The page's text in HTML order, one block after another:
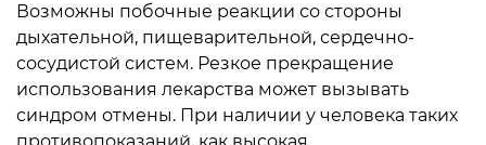
Возможны побочные реакции со стороны
дыхательной, пищеварительной, сердечно-
сосудистой систем. Резкое прекращение
использования лекарства может вызывать
синдром отмены. При наличии у человека таких